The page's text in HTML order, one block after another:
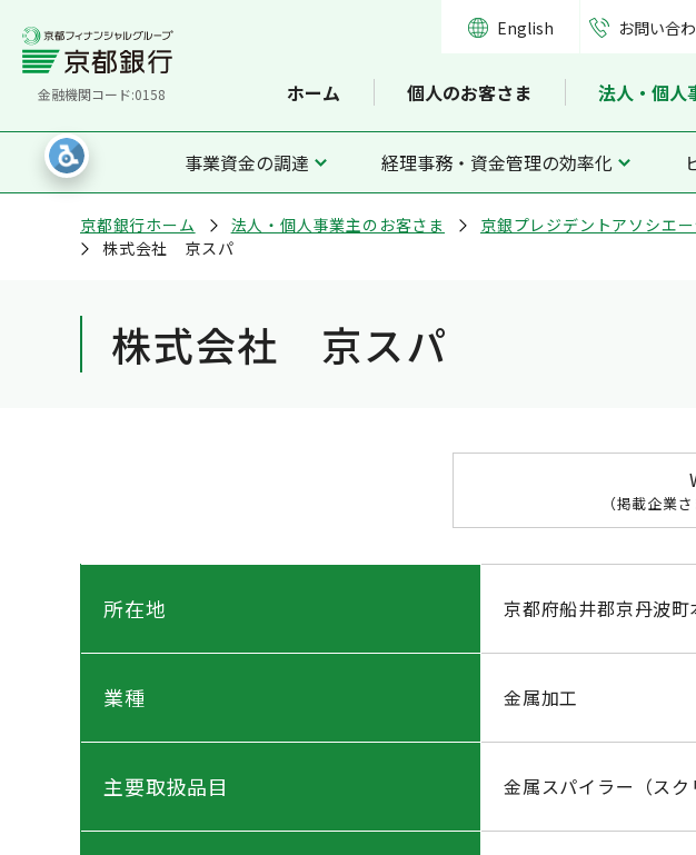
金融機関コード:0158
English お問い合
ホーム 個人のお客さま 法人・個人
事業資金の調達 経理事務・資金管理の効率化
京都銀行ホーム 法人・個人事業主のお客さま 京銀プレジデントアソシエ
株式会社 京スパ
株式会社 京スパ
（掲載企業
所在地 京都府船井郡京丹波町
業種 金属加工
主要取扱品目 金属スパイラー（スク